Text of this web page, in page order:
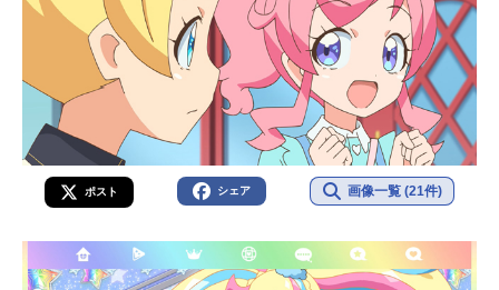
ポスト シェア 画像一覧 (21件)